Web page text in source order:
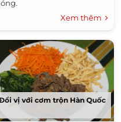
Xem thêm
vị với cơm trộn Hàn Quốc